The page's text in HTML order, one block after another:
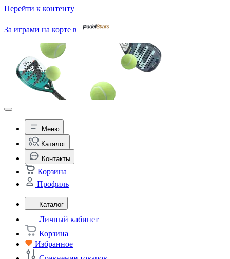
Перейти к контенту
За играми на корте в
Меню
Каталог
Контакты
Корзина
Профиль
Каталог
Личный кабинет
Корзина
Избранное